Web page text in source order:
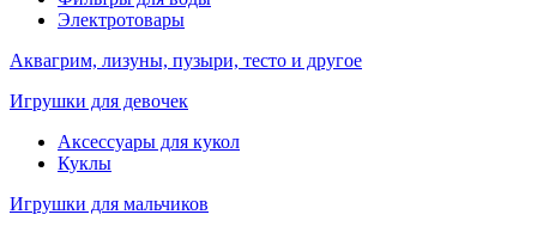
Электротовары
Аквагрим, лизуны, пузыри, тесто и другое
Игрушки для девочек
Аксессуары для кукол
Куклы
Игрушки для мальчиков